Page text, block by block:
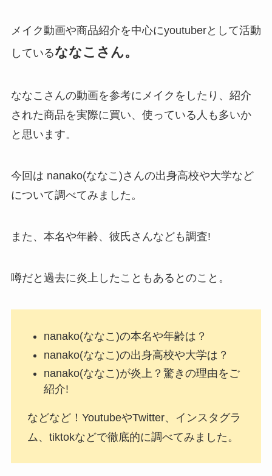
メイク動画や商品紹介を中心にyoutuberとして活動
しているななこさん。
ななこさんの動画を参考にメイクをしたり、紹介
された商品を実際に買い、使っている人も多いか
と思います。
今回は nanako(ななこ)さんの出身高校や大学など
について調べてみました。
また、本名や年齢、彼氏さんなども調査!
噂だと過去に炎上したこともあるとのこと。
nanako(ななこ)の本名や年齢は？
nanako(ななこ)の出身高校や大学は？
nanako(ななこ)が炎上？驚きの理由をご
紹介!
などなど！YoutubeやTwitter、インスタグラ
ム、tiktokなどで徹底的に調べてみました。